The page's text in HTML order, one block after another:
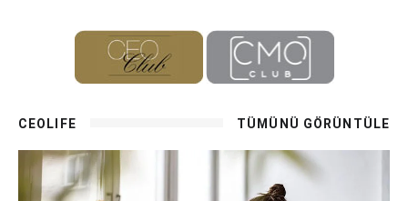
CEOLIFE TÜMÜNÜ GÖRÜNTÜLE